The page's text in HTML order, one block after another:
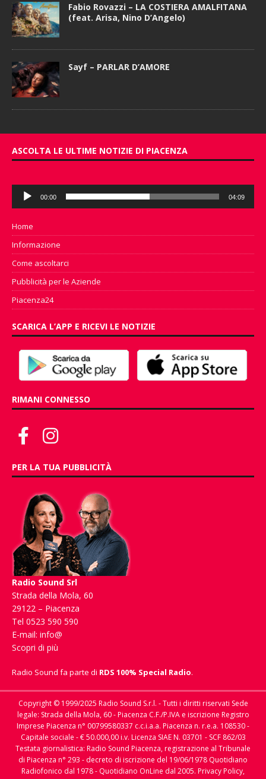
Fabio Rovazzi – LA COSTIERA AMALFITANA
(feat. Arisa, Nino D’Angelo)
Sayf – PARLAR D’AMORE
ASCOLTA LE ULTIME NOTIZIE DI PIACENZA
Audio
Player
00:00 04:09
Home
Informazione
Come ascoltarci
Pubblicità per le Aziende
Piacenza24
SCARICA L’APP E RICEVI LE NOTIZIE
RIMANI CONNESSO
PER LA TUA PUBBLICITÀ
Radio Sound Srl
Strada della Mola, 60
29122 – Piacenza
Tel 0523 590 590
E-mail: info@
Scopri di più
Radio Sound fa parte di RDS 100% Special Radio.
Copyright © 1999/2025 Radio Sound S.r.l. - Tutti i diritti riservati Sede
legale: Strada della Mola, 60 - Piacenza C.F./P.IVA e iscrizione Registro
Imprese Piacenza n° 00799580337 c.c.i.a.a. Piacenza n. r.e.a. 108530 -
Capitale sociale - € 50.000,00 i.v. Licenza SIAE N. 03701 - SCF 862/03
Testata giornalistica: Radio Sound Piacenza, registrazione al Tribunale
di Piacenza n° 293 - decreto di iscrizione del 19/06/1978 Quotidiano
Radiofonico dal 1978 - Quotidiano OnLine dal 2005. Privacy Policy,